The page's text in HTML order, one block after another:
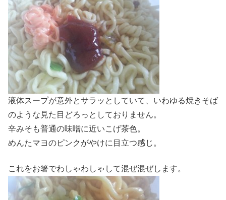
液体スープが意外とサラッとしていて、いわゆる焼きそば
のような見た目どろっとしておりません。
辛みそも普通の味噌に近いこげ茶色。
めんたマヨのピンクがやけに目立つ感じ。
これをお箸でわしゃわしゃして混ぜ混ぜします。